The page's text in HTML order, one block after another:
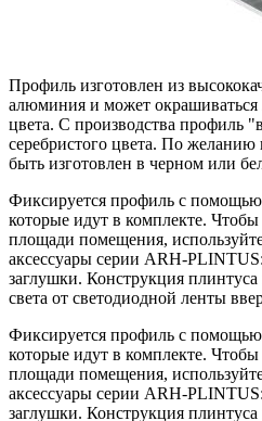
Профиль изготовлен из
алюминия и может
цвета. С производства профиль
серебристого цвета. По
быть изготовлен в черном или
Фиксируется профиль с
которые идут в комплекте.
площади помещения,
аксессуары серии ARH-
заглушки. Конструкция плинтуса
света от светодиодной ленты
Фиксируется профиль с
которые идут в комплекте.
площади помещения,
аксессуары серии ARH-
заглушки. Конструкция плинтуса